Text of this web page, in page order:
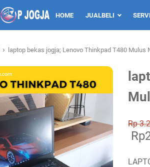
HOME JUALBELI
› laptop bekas jogja; Lenovo Thinkpad T480 Mulus
Rp